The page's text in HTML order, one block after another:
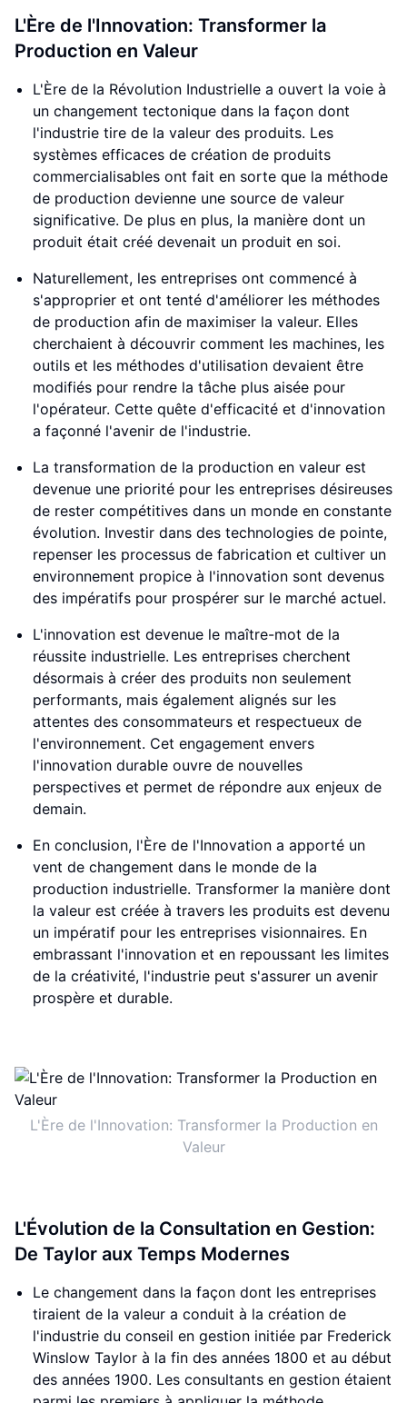
L'Ère de l'Innovation: Transformer la
Production en Valeur
L'Ère de la Révolution Industrielle a ouvert la voie à
un changement tectonique dans la façon dont
l'industrie tire de la valeur des produits. Les
systèmes efficaces de création de produits
commercialisables ont fait en sorte que la méthode
de production devienne une source de valeur
significative. De plus en plus, la manière dont un
produit était créé devenait un produit en soi.
Naturellement, les entreprises ont commencé à
s'approprier et ont tenté d'améliorer les méthodes
de production afin de maximiser la valeur. Elles
cherchaient à découvrir comment les machines, les
outils et les méthodes d'utilisation devaient être
modifiés pour rendre la tâche plus aisée pour
l'opérateur. Cette quête d'efficacité et d'innovation
a façonné l'avenir de l'industrie.
La transformation de la production en valeur est
devenue une priorité pour les entreprises désireuses
de rester compétitives dans un monde en constante
évolution. Investir dans des technologies de pointe,
repenser les processus de fabrication et cultiver un
environnement propice à l'innovation sont devenus
des impératifs pour prospérer sur le marché actuel.
L'innovation est devenue le maître-mot de la
réussite industrielle. Les entreprises cherchent
désormais à créer des produits non seulement
performants, mais également alignés sur les
attentes des consommateurs et respectueux de
l'environnement. Cet engagement envers
l'innovation durable ouvre de nouvelles
perspectives et permet de répondre aux enjeux de
demain.
En conclusion, l'Ère de l'Innovation a apporté un
vent de changement dans le monde de la
production industrielle. Transformer la manière dont
la valeur est créée à travers les produits est devenu
un impératif pour les entreprises visionnaires. En
embrassant l'innovation et en repoussant les limites
de la créativité, l'industrie peut s'assurer un avenir
prospère et durable.
L'Ère de l'Innovation: Transformer la Production en
Valeur
L'Évolution de la Consultation en Gestion:
De Taylor aux Temps Modernes
Le changement dans la façon dont les entreprises
tiraient de la valeur a conduit à la création de
l'industrie du conseil en gestion initiée par Frederick
Winslow Taylor à la fin des années 1800 et au début
des années 1900. Les consultants en gestion étaient